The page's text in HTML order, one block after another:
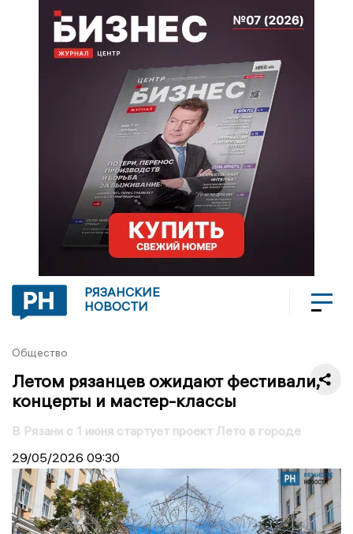
РЯЗАНСКИЕ
НОВОСТИ
Общество
Летом рязанцев ожидают фестивали,
концерты и мастер-классы
В Рязани с 1 июня стартует проект Лето в городе
29/05/2026 09:30